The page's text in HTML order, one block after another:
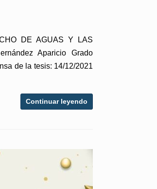
DE AGUAS Y LAS
Aparicio Grado
de la tesis: 14/12/2021
Continuar leyendo